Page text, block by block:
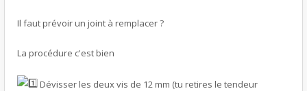
Il faut prévoir un joint à remplacer ?
La procédure c'est bien
Dévisser les deux vis de 12 mm (tu retires le tendeur